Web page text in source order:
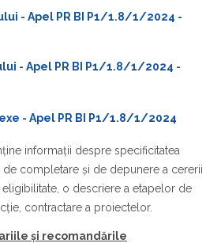
- Apel PR BI P1/1.8/1/2024 -
- Apel PR BI P1/1.8/1/2024 -
- Apel PR BI P1/1.8/1/2024
informaţii despre specificitatea
completare şi de depunere a cererii
o descriere a etapelor de
contractare a proiectelor.
și recomandările